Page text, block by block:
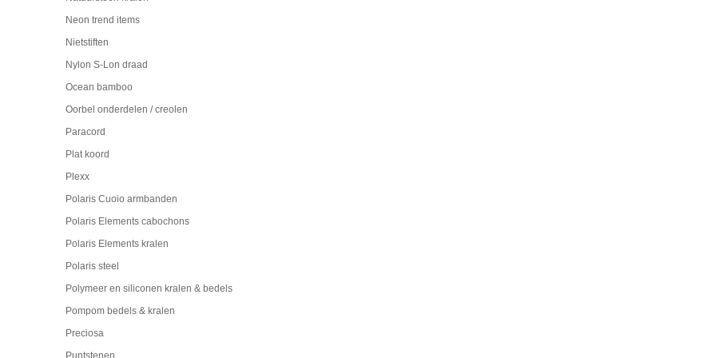
Neon trend items
Nietstiften
Nylon S-Lon draad
Ocean bamboo
Oorbel onderdelen / creolen
Paracord
Plat koord
Plexx
Polaris Cuoio armbanden
Polaris Elements cabochons
Polaris Elements kralen
Polaris steel
Polymeer en siliconen kralen & bedels
Pompom bedels & kralen
Preciosa
Puntstenen